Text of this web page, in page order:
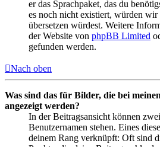
er das Sprachpaket, das du
es noch nicht existiert, würden wir
übersetzen würdest. Weitere
der Website von phpBB Limited
gefunden werden.
Nach oben
Was sind das für Bilder, die bei
angezeigt werden?
In der Beitragsansicht können
Benutzernamen stehen. Eines
deinem Rang verknüpft: Oft sind